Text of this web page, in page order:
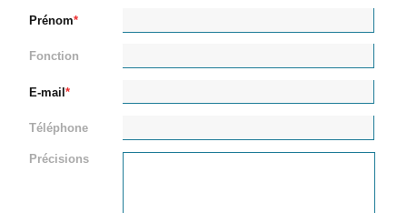
Prénom
Fonction
E-mail
Téléphone
Précisions